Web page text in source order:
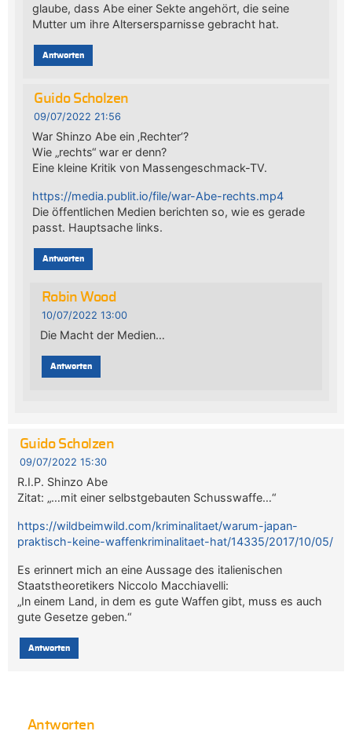
glaube, dass Abe einer Sekte angehört, die seine
Mutter um ihre Altersersparnisse gebracht hat.
Antworten
Guido Scholzen
09/07/2022 21:56
War Shinzo Abe ein ‚Rechter‘?
Wie „rechts“ war er denn?
Eine kleine Kritik von Massengeschmack-TV.
https://media.publit.io/file/war-Abe-rechts.mp4
Die öffentlichen Medien berichten so, wie es gerade
passt. Hauptsache links.
Antworten
Robin Wood
10/07/2022 13:00
Die Macht der Medien…
Antworten
Guido Scholzen
09/07/2022 15:30
R.I.P. Shinzo Abe
Zitat: „…mit einer selbstgebauten Schusswaffe…“
https://wildbeimwild.com/kriminalitaet/warum-japan-
praktisch-keine-waffenkriminalitaet-hat/14335/2017/10/05/
Es erinnert mich an eine Aussage des italienischen
Staatstheoretikers Niccolo Macchiavelli:
„In einem Land, in dem es gute Waffen gibt, muss es auch
gute Gesetze geben.“
Antworten
Antworten